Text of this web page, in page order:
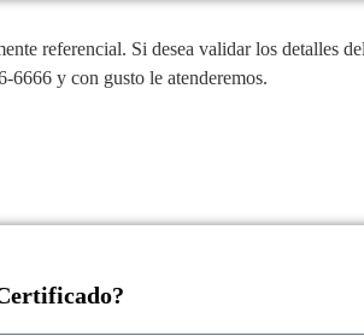
referencial. Si desea validar los detalles
6666 y con gusto le atenderemos.